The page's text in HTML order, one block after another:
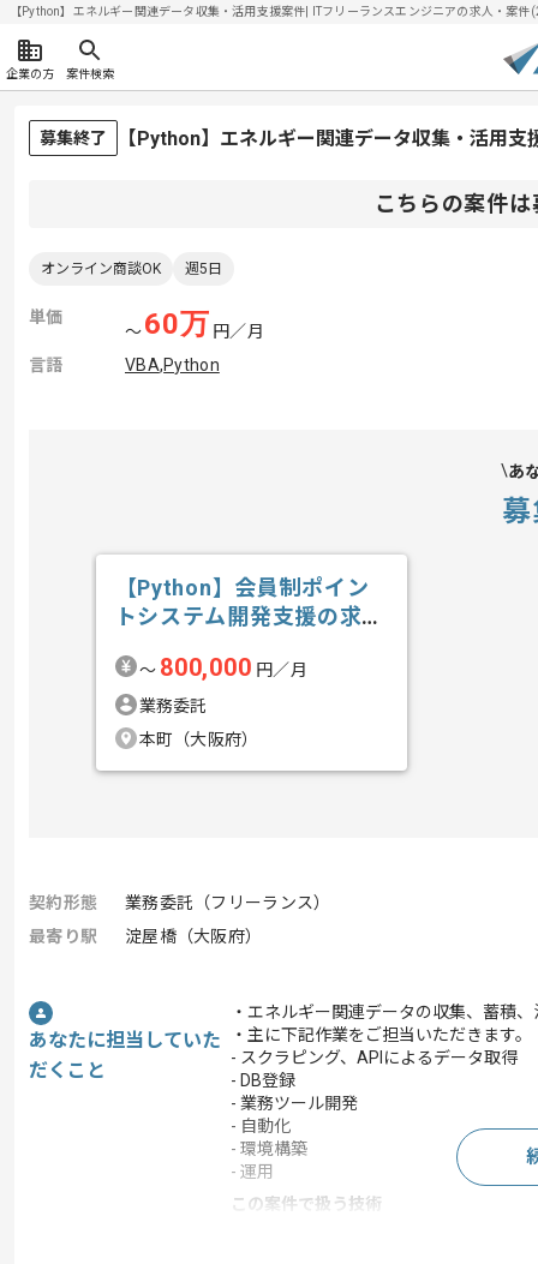
【Python】エネルギー関連データ収集・活用支援案件| ITフリーランスエンジニアの求人・案
企業の方 案件検索
募集終了 【Python】エネルギー関連データ収集・活用
こちらの案件
オンライン商談OK 週5日
単価
〜60万 円／月
言語
VBA,Python
あ
【Python】会員制ポイン
トシステム開発支援の求
〜 800,000 円／月
業務委託
本町（大阪府）
契約形態
業務委託（フリーランス）
最寄り駅
淀屋橋（大阪府）
あなたに担当していた
だくこと
・エネルギー関連データの収集、蓄積
・主に下記作業をご担当いただきます。
- スクラピング、APIによるデータ取得
- DB登録
- 業務ツール開発
- 自動化
- 環境構築
- 運用
この案件で扱う技術